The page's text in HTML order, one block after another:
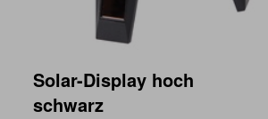
Solar-Display hoch
schwarz